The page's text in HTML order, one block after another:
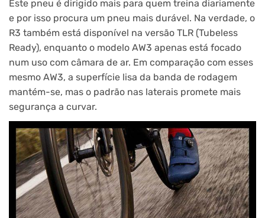
Este pneu é dirigido mais para quem treina diariamente
e por isso procura um pneu mais durável. Na verdade, o
R3 também está disponível na versão TLR (Tubeless
Ready), enquanto o modelo AW3 apenas está focado
num uso com câmara de ar. Em comparação com esses
mesmo AW3, a superfície lisa da banda de rodagem
mantém-se, mas o padrão nas laterais promete mais
segurança a curvar.